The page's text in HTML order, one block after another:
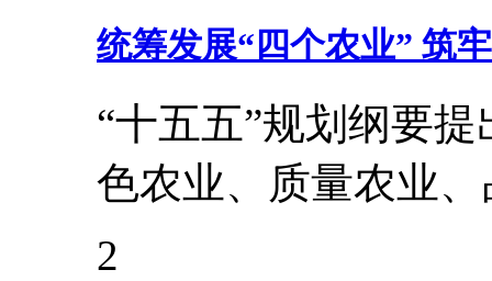
统筹发展“四个农业” 筑
“十五五”规划纲要
色农业、质量农业
2